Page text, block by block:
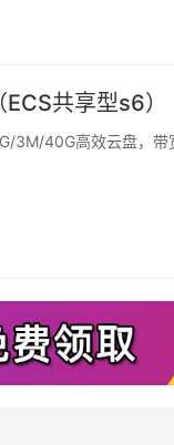
共享型s6）
3M/40G高效云盘，